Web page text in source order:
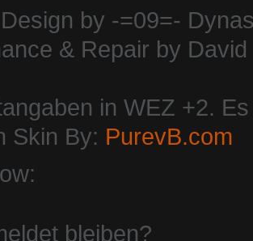
by -=09=-
& Repair by
in WEZ +2.
Skin By: PurevB.com
bleiben?